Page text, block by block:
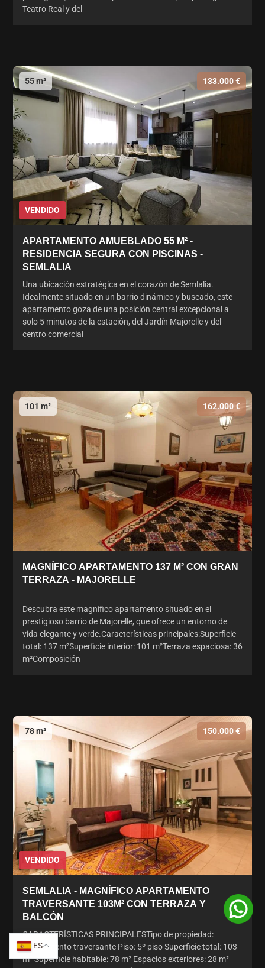
Teatro Real y del
55 m² 133.000 €
VENDIDO
APARTAMENTO AMUEBLADO 55 M² -
RESIDENCIA SEGURA CON PISCINAS -
SEMLALIA
Una ubicación estratégica en el corazón de Semlalia.
Idealmente situado en un barrio dinámico y buscado, este
apartamento goza de una posición central excepcional a
solo 5 minutos de la estación, del Jardín Majorelle y del
centro comercial
101 m² 162.000 €
MAGNÍFICO APARTAMENTO 137 M² CON GRAN
TERRAZA - MAJORELLE
Descubra este magnífico apartamento situado en el
prestigioso barrio de Majorelle, que ofrece un entorno de
vida elegante y verde.Características principales:Superficie
total: 137 m²Superficie interior: 101 m²Terraza espaciosa: 36
m²Composición
78 m² 150.000 €
VENDIDO
SEMLALIA - MAGNÍFICO APARTAMENTO
TRAVERSANTE 103M² CON TERRAZA Y
BALCÓN
CARACTERÍSTICAS PRINCIPALESTipo de propiedad:
Apartamento traversante Piso: 5º piso Superficie total: 103
m² Superficie habitable: 78 m² Espacios exteriores: 28 m²
ES